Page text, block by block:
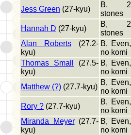
Jess Green (27-kyu)
B, 2
stones
Hannah D (27-kyu)
B, 2
stones
Alan Roberts (27.2-
kyu)
B, Even,
no komi
Thomas Small
(27.5-
kyu)
B, Even,
no komi
Matthew (?) (27.7-kyu)
B, Even,
no komi
Rory ? (27.7-kyu)
B, Even,
no komi
Miranda Meyer(27.7-
kyu)
B, Even,
no komi